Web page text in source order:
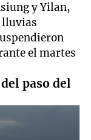
y Yilan,
lluvias
el martes
paso del